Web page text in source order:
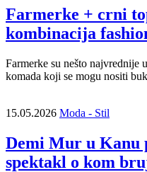
Farmerke + crni
kombinacija
Farmerke su nešto najvrednije
komada koji se mogu nositi
15.05.2026 Moda - Stil
Demi Mur u Kanu
spektakl o kom